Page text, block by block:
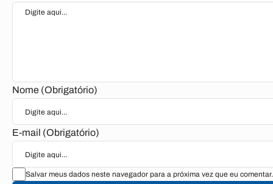
Nome (Obrigatório)
E-mail (Obrigatório)
Salvar meus dados neste navegador para a próxima vez que eu comentar.